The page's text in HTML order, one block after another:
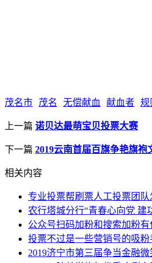
茂名市 茂名 无偿献血 献血者 规
上一篇 诺贝达最萌宝贝投票大赛
下一篇 2019云南首届百旗争艳旗袍
相关内容
专业投票帮刷票人工投票团
农行塔城分行“青春心向党 建
公众号扫码加粉和搜索加粉有
投票不过是一些营销号的吸粉
2019济宁市第三届争当金融